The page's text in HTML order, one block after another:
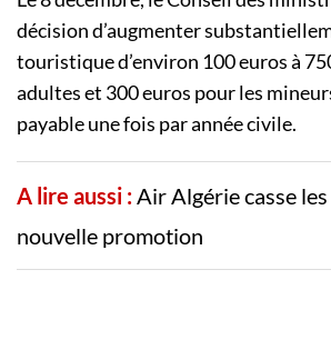
décision d’augmenter
touristique d’environ 100 euros à
adultes et 300 euros pour les
payable une fois par année civile.
A lire aussi :Air Algérie casse
nouvelle promotion